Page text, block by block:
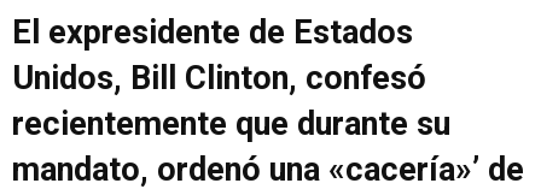
El expresidente de Estados
Unidos, Bill Clinton, confesó
recientemente que durante su
mandato, ordenó una «cacería»’ de